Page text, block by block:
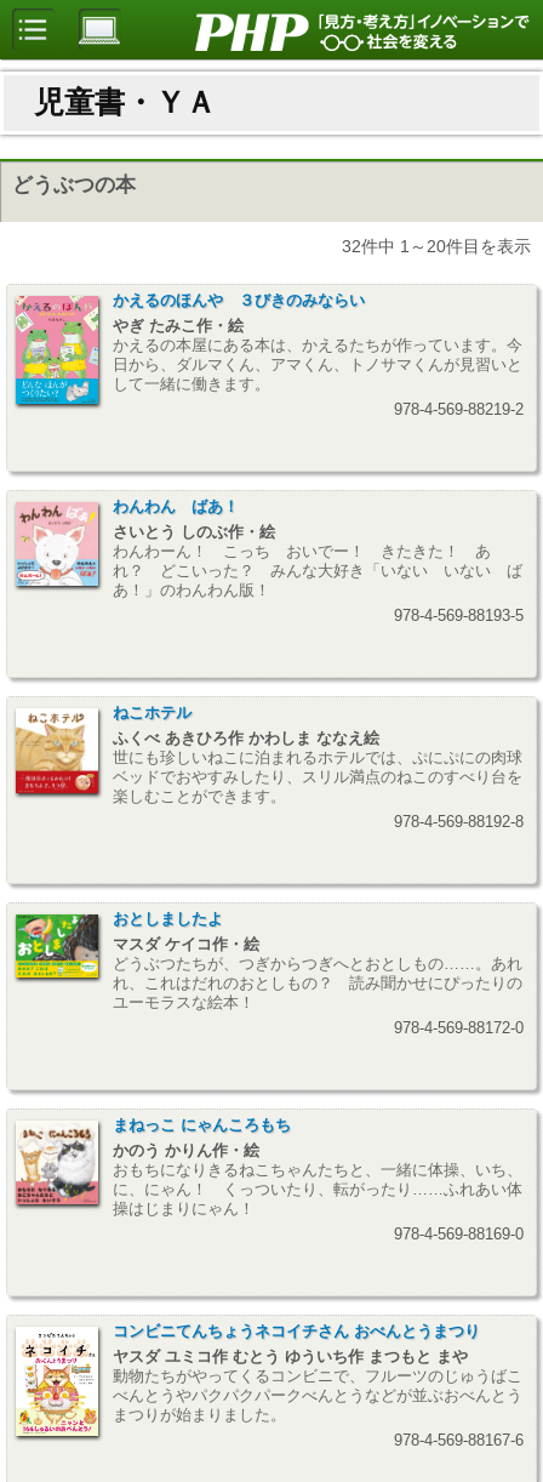
児童書・ＹＡ
どうぶつの本
32件中 1～20件目を表示
かえるのほんや ３びきのみならい
やぎ たみこ作・絵
かえるの本屋にある本は、かえるたちが作っています。今
日から、ダルマくん、アマくん、トノサマくんが見習いと
して一緒に働きます。
978-4-569-88219-2
わんわん ばあ！
さいとう しのぶ作・絵
わんわーん！ こっち おいでー！ きたきた！ あ
れ？ どこいった？ みんな大好き「いない いない ば
あ！」のわんわん版！
978-4-569-88193-5
ねこホテル
ふくべ あきひろ作 かわしま ななえ絵
世にも珍しいねこに泊まれるホテルでは、ぷにぷにの肉球
ベッドでおやすみしたり、スリル満点のねこのすべり台を
楽しむことができます。
978-4-569-88192-8
おとしましたよ
マスダ ケイコ作・絵
どうぶつたちが、つぎからつぎへとおとしもの……。あれ
れ、これはだれのおとしもの？ 読み聞かせにぴったりの
ユーモラスな絵本！
978-4-569-88172-0
まねっこ にゃんころもち
かのう かりん作・絵
おもちになりきるねこちゃんたちと、一緒に体操、いち、
に、にゃん！ くっついたり、転がったり……ふれあい体
操はじまりにゃん！
978-4-569-88169-0
コンビニてんちょうネコイチさん おべんとうまつり
ヤスダ ユミコ作 むとう ゆういち作 まつもと まや
動物たちがやってくるコンビニで、フルーツのじゅうばこ
べんとうやパクパクパークべんとうなどが並ぶおべんとう
まつりが始まりました。
978-4-569-88167-6